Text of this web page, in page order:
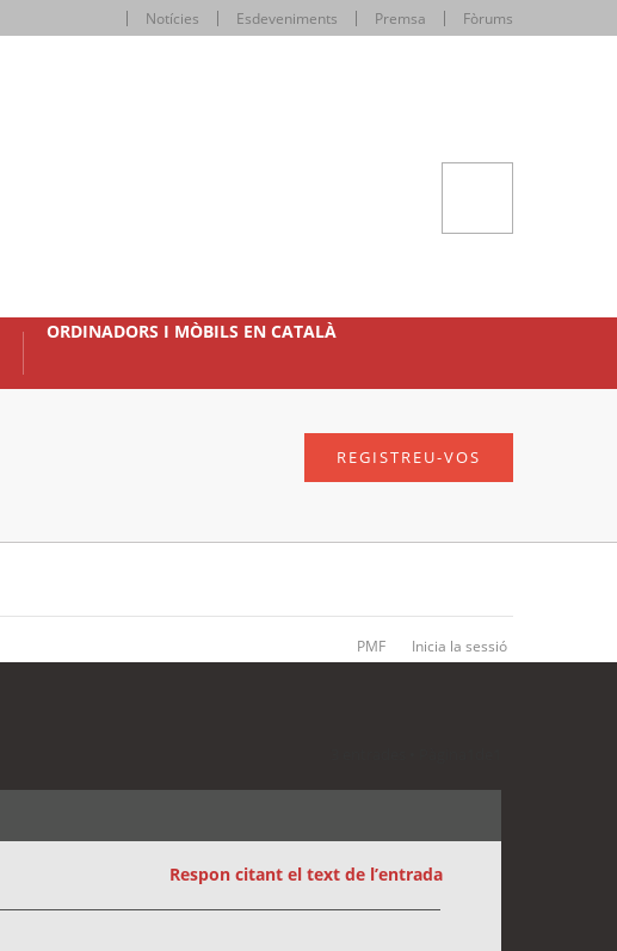
Notícies Esdeveniments Premsa Fòrums
ORDINADORS I MÒBILS EN CATALÀ
REGISTREU-VOS
PMF Inicia la sessió
Respon citant el text de l’entrada